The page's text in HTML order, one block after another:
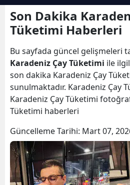
Son Dakika
Tüketimi Haberleri
Bu sayfada güncel gelişmeleri
Karadeniz Çay Tüketimi ile
son dakika Karadeniz Çay
sunulmaktadır. Karadeniz Çay
Karadeniz Çay Tüketimi
Tüketimi haberleri
Güncelleme Tarihi: Mart 07,